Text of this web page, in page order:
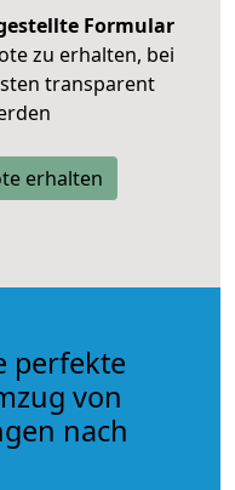
Formular
zu erhalten, bei
transparent
erhalten
perfekte
von
nach